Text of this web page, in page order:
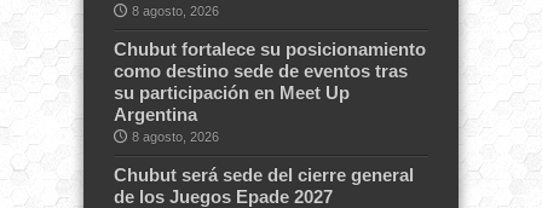
8 agosto, 2026
Chubut fortalece su posicionamiento
como destino sede de eventos tras
su participación en Meet Up
Argentina
8 agosto, 2026
Chubut será sede del cierre general
de los Juegos Epade 2027